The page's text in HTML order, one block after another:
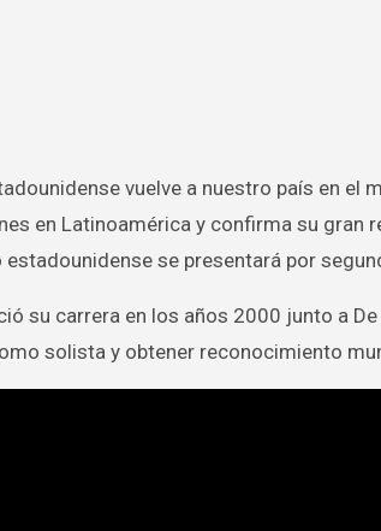
en Latinoamérica y confirma su gran
estadounidense se presentará por
su carrera en los años 2000 junto a
solista y obtener reconocimiento